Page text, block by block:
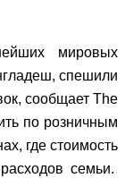
мировых
спешили
сообщает The
по розничным
где стоимость
семьи.